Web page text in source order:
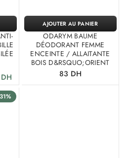
DH
ODARYM BAUME
DÉODORANT FEMME
ENCEINTE / ALLAITANTE
BOIS D&RSQUO;ORIENT
83 DH
AJOUTER AU PANIER